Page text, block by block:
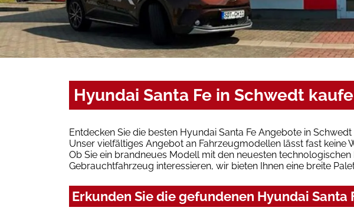
Hyundai Santa Fe in Schwedt
Entdecken Sie die besten Hyundai Santa Fe Angebote in
Unser vielfältiges Angebot an Fahrzeugmodellen lässt fast keine
Ob Sie ein brandneues Modell mit den neuesten
Gebrauchtfahrzeug interessieren, wir bieten Ihnen eine breite
Erkunden Sie die gefundenen Hyundai